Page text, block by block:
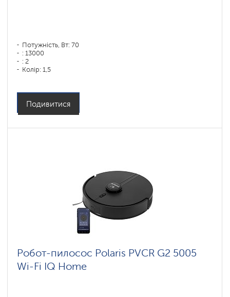
Потужність, Вт: 70
: 13000
: 2
Колір: 1,5
Бічні щітки: 1
Подивитися
Робот-пилосос Polaris PVCR G2 5005
Wi-Fi IQ Home